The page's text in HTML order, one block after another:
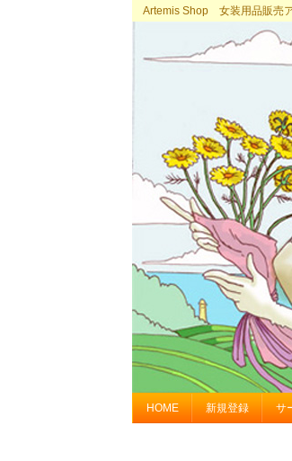
Artemis Shop 女装用品販売
HOME 新規登録 サ